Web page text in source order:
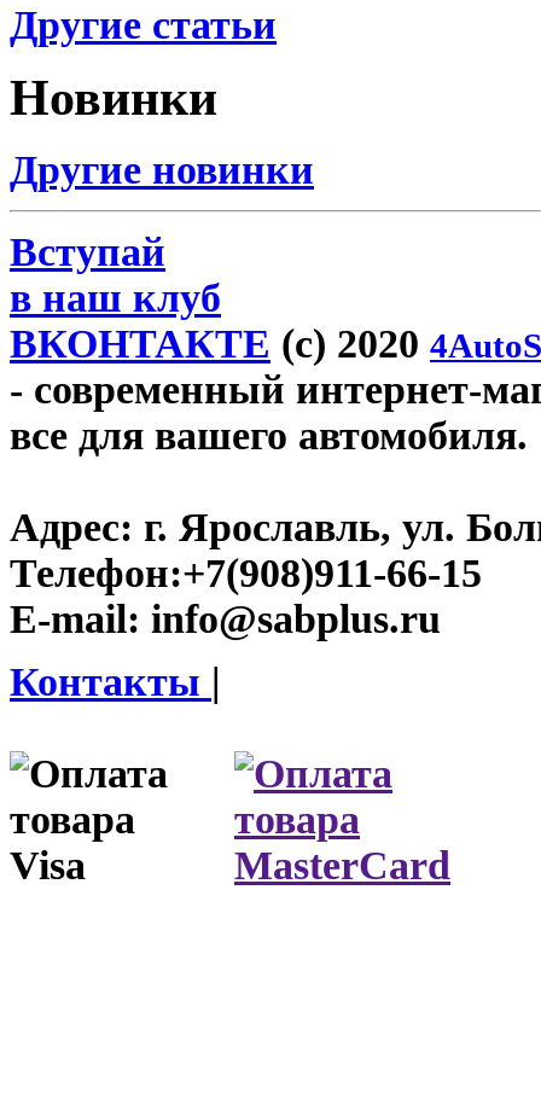
Другие статьи
Новинки
Другие новинки
Вступай
в наш клуб
ВКОНТАКТЕ (c) 2020
- современный интернет-
все для вашего автомобиля.
Адрес: г. Ярославль, ул.
Телефон:+7(908)911-66-15
E-mail: info@sabplus.ru
Контакты |